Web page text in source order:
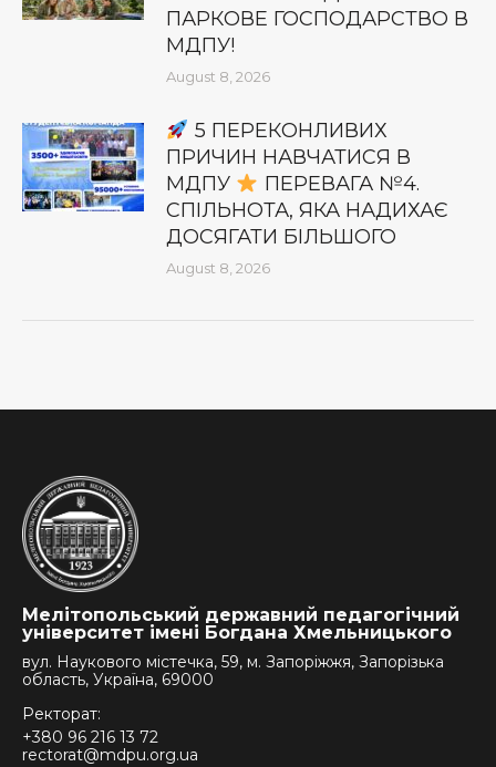
ПАРКОВЕ ГОСПОДАРСТВО В
МДПУ!
August 8, 2026
5 ПЕРЕКОНЛИВИХ
ПРИЧИН НАВЧАТИСЯ В
МДПУ
ПЕРЕВАГА №4.
СПІЛЬНОТА, ЯКА НАДИХАЄ
ДОСЯГАТИ БІЛЬШОГО
August 8, 2026
Мелітопольський державний педагогічний
університет імені Богдана Хмельницького
вул. Наукового містечка, 59, м. Запоріжжя, Запорізька
область, Україна, 69000
Ректорат:
+380 96 216 13 72
rectorat@mdpu.org.ua